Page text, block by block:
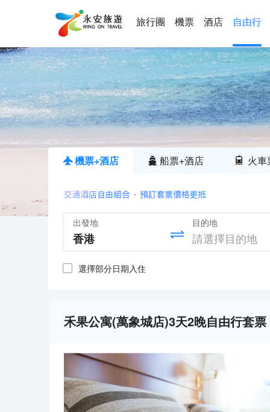
旅行團 機票 酒店 自由行
機票+酒店 船票+酒店 火車
出發地 目的地
選擇部分日期入住
禾果公寓(萬象城店)3天2晚自由行套票